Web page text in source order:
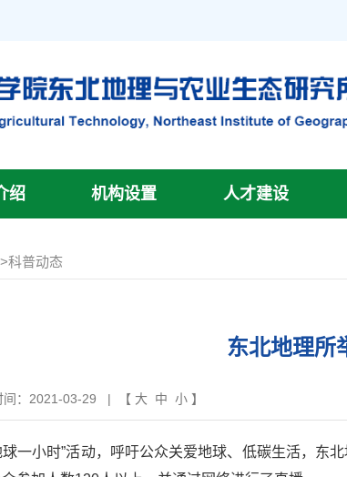
绍 机构设置 人才建设
>科普动态
东北地理所
间：2021-03-29 | 【 大 中 小 】
小时”活动，呼吁公众关爱地球、低碳生活，东